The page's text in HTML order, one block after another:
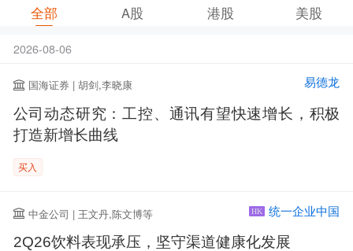
全部 A股 港股 美股
2026-08-06
国海证券 | 胡剑,李晓康 易德龙
公司动态研究：工控、通讯有望快速增长，积极
打造新增长曲线
买入
中金公司 | 王文丹,陈文博等 HK 统一企业中国
2Q26饮料表现承压，坚守渠道健康化发展